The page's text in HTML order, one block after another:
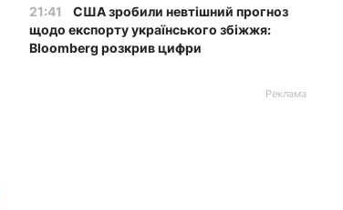
21:41
США зробили невтішний прогноз
щодо експорту українського збіжжя:
Bloomberg розкрив цифри
Реклама